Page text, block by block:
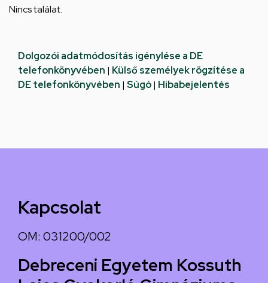
Nincs találat.
Dolgozói adatmódosítás igénylése a DE
telefonkönyvében | Külső személyek rögzítése a
DE telefonkönyvében | Súgó| Hibabejelentés
Kapcsolat
OM: 031200/002
Debreceni Egyetem Kossuth